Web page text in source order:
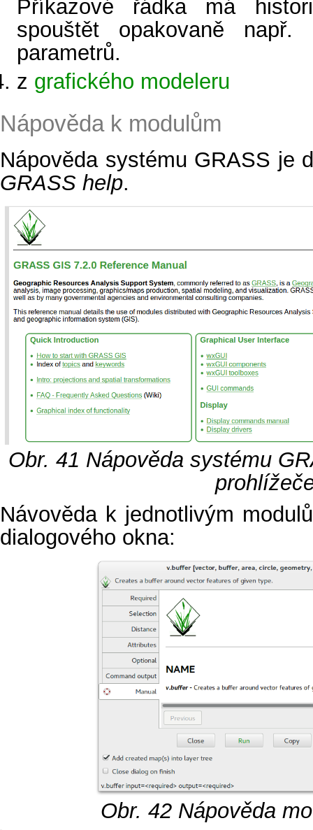
Příkazové řádka má
spouštět opakovaně
parametrů.
z grafického modeleru
Nápověda k modulům
Nápověda systému GRASS je
GRASS help.
Obr. 41 Nápověda systému
Návověda k jednotlivým
dialogového okna:
Obr. 42 Nápověda